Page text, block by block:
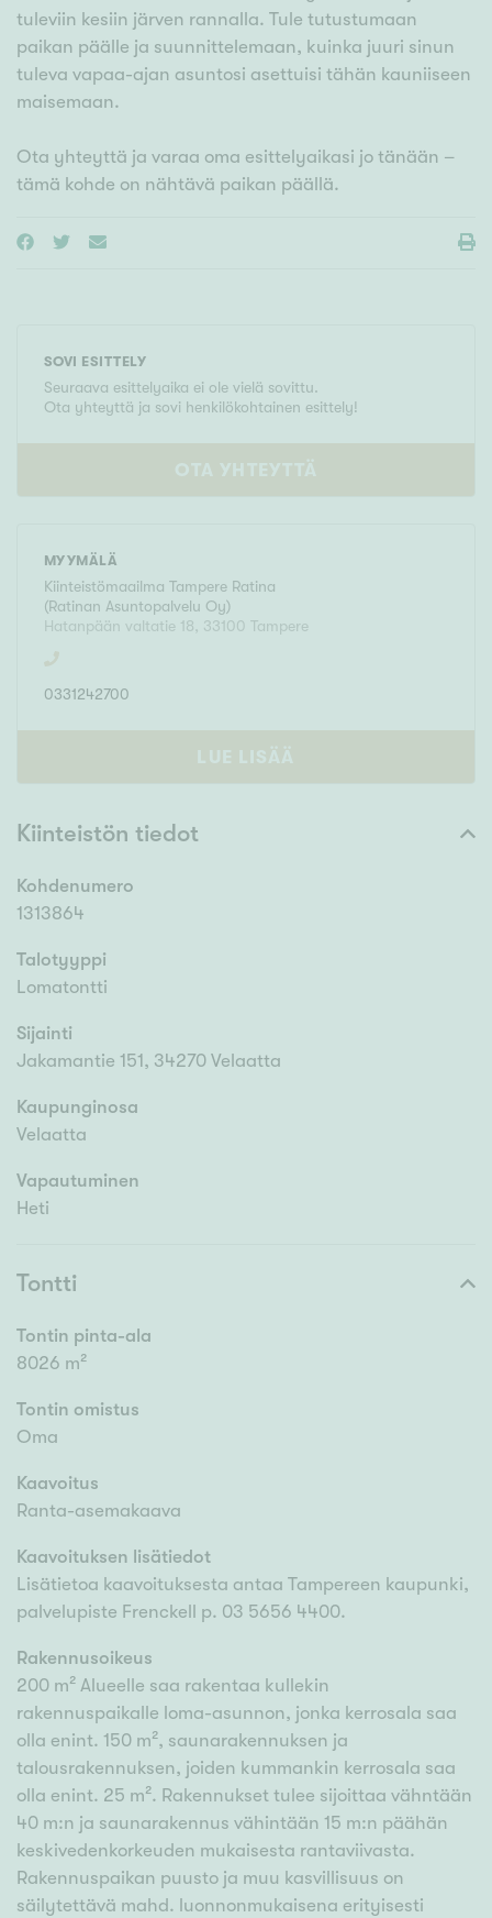
tuleviin kesiin järven rannalla. Tule tutustumaan
paikan päälle ja suunnittelemaan, kuinka juuri sinun
tuleva vapaa-ajan asuntosi asettuisi tähän kauniiseen
maisemaan.
Ota yhteyttä ja varaa oma esittelyaikasi jo tänään –
tämä kohde on nähtävä paikan päällä.
SOVI ESITTELY
Seuraava esittelyaika ei ole vielä sovittu.
Ota yhteyttä ja sovi henkilökohtainen esittely!
OTA YHTEYTTÄ
MYYMÄLÄ
Kiinteistömaailma Tampere Ratina
(Ratinan Asuntopalvelu Oy)
Hatanpään valtatie 18, 33100 Tampere
0331242700
LUE LISÄÄ
Kiinteistön tiedot
Kohdenumero
1313864
Talotyyppi
Lomatontti
Sijainti
Jakamantie 151, 34270 Velaatta
Kaupunginosa
Velaatta
Vapautuminen
Heti
Tontti
Tontin pinta-ala
8026 m²
Tontin omistus
Oma
Kaavoitus
Ranta-asemakaava
Kaavoituksen lisätiedot
Lisätietoa kaavoituksesta antaa Tampereen kaupunki,
palvelupiste Frenckell p. 03 5656 4400.
Rakennusoikeus
200 m² Alueelle saa rakentaa kullekin
rakennuspaikalle loma-asunnon, jonka kerrosala saa
olla enint. 150 m², saunarakennuksen ja
talousrakennuksen, joiden kummankin kerrosala saa
olla enint. 25 m². Rakennukset tulee sijoittaa vähntään
40 m:n ja saunarakennus vähintään 15 m:n päähän
keskivedenkorkeuden mukaisesta rantaviivasta.
Rakennuspaikan puusto ja muu kasvillisuus on
säilytettävä mahd. luonnonmukaisena erityisesti